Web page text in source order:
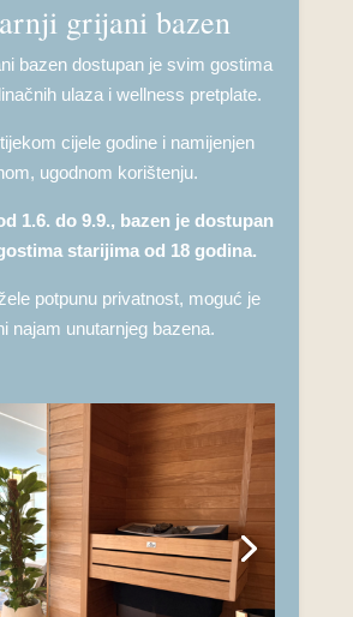
grijani bazen
bazen dostupan je svim gostima
ulaza i wellness pretplate.
cijele godine i namijenjen
ugodnom korištenju.
1.6. do 9.9., bazen je dostupan
starijima od 18 godina.
potpunu privatnost, moguć je
najam unutarnjeg bazena.